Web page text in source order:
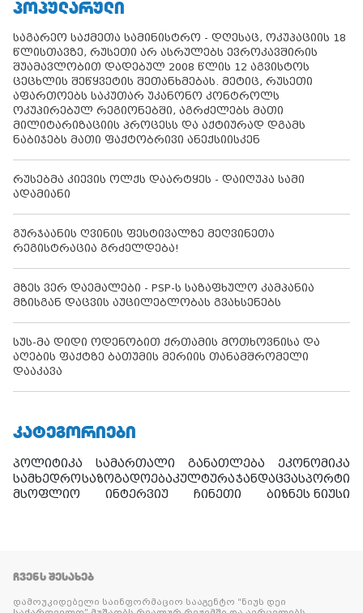
ᲞᲝᲞᲣᲚᲐᲠᲣᲚᲘ
საგარეო საქმეთა სამინისტრო - დღესაც, ოკუპაციის 18
წლისთავზე, რუსეთი არ ასრულებს ევროკავშირის
შუამავლობით დადებულ 2008 წლის 12 აგვისტოს
ცეცხლის შეწყვეტის შეთანხმებას. მეტიც, რუსეთი
აფართოებს საკუთარ უკანონო კონტროლს
ოკუპირებულ რეგიონებში, აგრძელებს მათი
მილიტარიზაციის პროცესს და აქტიურად დგამს
ნაბიჯებს მათი ფაქტობრივი ანექსიისკენ
რუსებმა კიევის ოლქს დაარტყეს - დაიღუპა სამი
ადამიანი
გურჯაანის ღვინის ფესტივალზე მეღვინეთა
რეგისტრაცია გრძელდება!
მზეს ვერ დაემალები - PSP-ს საზაფხულო კამპანია
მზისგან დაცვის აუცილებლობას გვახსენებს
სუს-მა დიდი ოდენობით ქრთამის მოთხოვნისა და
აღების ფაქტზე ბათუმის მერიის თანამშრომელი
დააკავა
ᲙᲐᲢᲔᲒᲝᲠᲘᲔᲑᲘ
პოლიტიკა სამართალი განათლება
ეკონომიკა
სამხედროსაზოგადოებაკულტურაჯანდაცვასპორტი
მსოფლიო
ინტერვიუ ჩინეთი ბიზნეს ნიუსი
ᲩᲕᲔᲜᲡ ᲨᲔᲡᲐᲮᲔᲑ
დამოუკიდებელი საინფორმაციო სააგენტო “ნიუს დეი